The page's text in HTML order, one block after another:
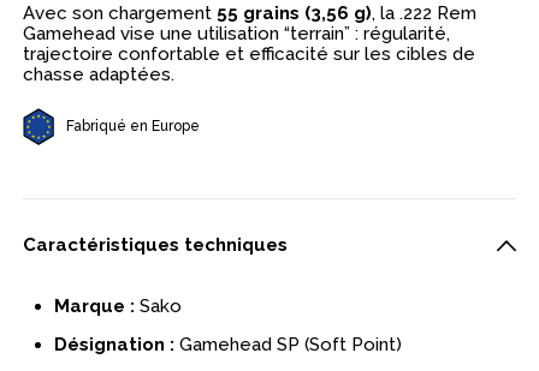
Avec son chargement 55 grains (3,56 g), la .222 Rem
Gamehead vise une utilisation “terrain” : régularité,
trajectoire confortable et efficacité sur les cibles de
chasse adaptées.
Fabriqué en Europe
Caractéristiques techniques
Marque : Sako
Désignation : Gamehead SP (Soft Point)